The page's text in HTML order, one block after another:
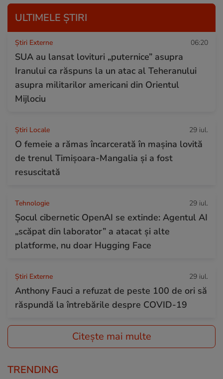
ULTIMELE ȘTIRI
Știri Externe 06:20
SUA au lansat lovituri „puternice” asupra
Iranului ca răspuns la un atac al Teheranului
asupra militarilor americani din Orientul
Mijlociu
Știri Locale 29 iul.
O femeie a rămas încarcerată în mașina lovită
de trenul Timișoara-Mangalia şi a fost
resuscitată
Tehnologie 29 iul.
Șocul cibernetic OpenAI se extinde: Agentul AI
„scăpat din laborator” a atacat și alte
platforme, nu doar Hugging Face
Știri Externe 29 iul.
Anthony Fauci a refuzat de peste 100 de ori să
răspundă la întrebările despre COVID-19
Citește mai multe
TRENDING